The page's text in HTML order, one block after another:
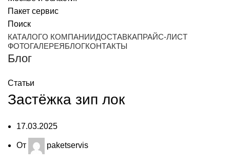
Поиск
КАТАЛОГО КОМПАНИИДОСТАВКАПРАЙС-ЛИСТ
ФОТОГАЛЕРЕЯБЛОГКОНТАКТЫ
Блог
Статьи
Застёжка зип лок
17.03.2025
От paketservis